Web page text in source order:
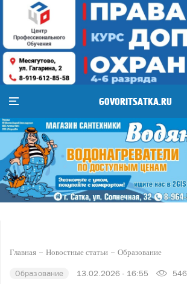
GOVORITSATKA.RU
Главная Новостные статьи Образование
Образование 13.02.2026 - 16:55 546